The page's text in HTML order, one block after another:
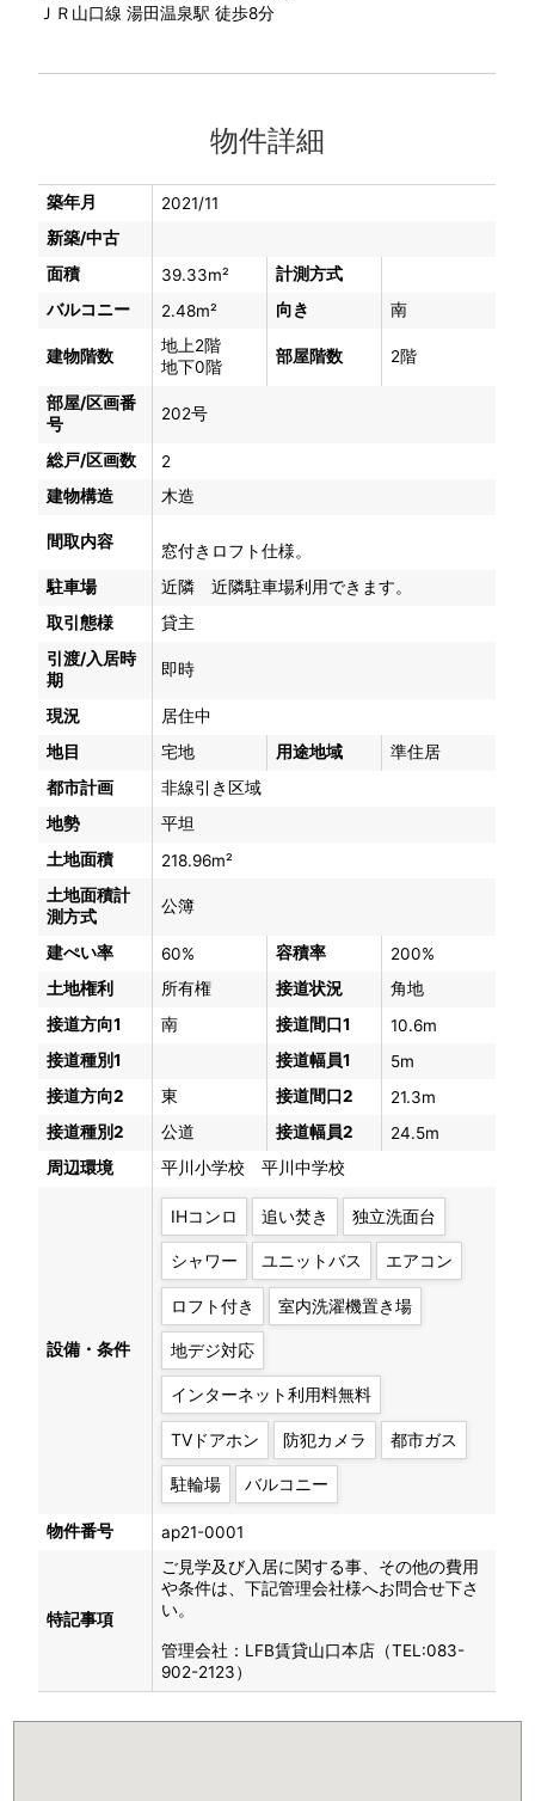
ＪＲ山口線 湯田温泉駅 徒歩8分
物件詳細
築年月
2021/11
新築/中古
面積
39.33m²
計測方式
バルコニー
2.48m² 向き 南
建物階数
地上2階
地下0階
部屋階数 2階
部屋/区画番
号
202号
総戸/区画数
2
建物構造
木造
間取内容
窓付きロフト仕様。
駐車場
近隣 近隣駐車場利用できます。
取引態様
貸主
引渡/入居時
期
即時
現況
居住中
地目
宅地 用途地域
準住居
都市計画
非線引き区域
地勢
平坦
土地面積
218.96m²
土地面積計
測方式
公簿
建ぺい率 60% 容積率
200%
土地権利
所有権 接道状況
角地
接道方向1
南 接道間口1
10.6m
接道種別1
接道幅員1
5m
接道方向2
東 接道間口2
21.3m
接道種別2
公道 接道幅員2
24.5m
周辺環境
平川小学校 平川中学校
設備・条件
IHコンロ 追い焚き 独立洗面台
シャワー ユニットバス エアコン
ロフト付き 室内洗濯機置き場
地デジ対応
インターネット利用料無料
TVドアホン 防犯カメラ 都市ガス
駐輪場 バルコニー
物件番号 ap21-0001
特記事項
ご見学及び入居に関する事、その他の費用
や条件は、下記管理会社様へお問合せ下さ
い。
管理会社：LFB賃貸山口本店（TEL:083-
902-2123）